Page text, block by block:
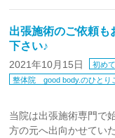
出張施術のご依頼も
下さい♪
2021年10月15日
初め
整体院 good body.のひとり
当院は出張施術専門で
方の元へ出向かせてい